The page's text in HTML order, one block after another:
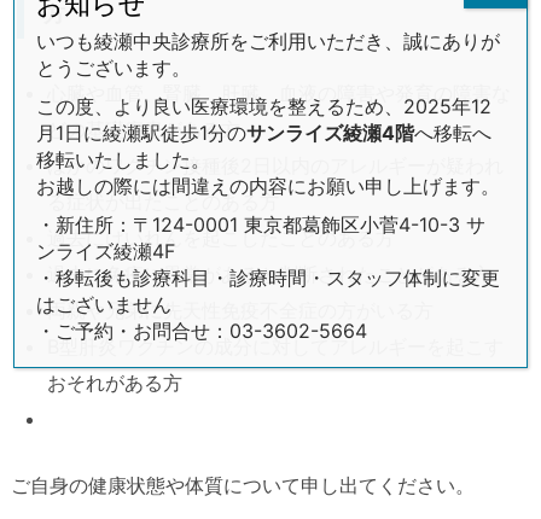
方
心臓や血管、腎臓、肝臓、血液の障害や発育の障害な
どの基礎疾患がある方
ほかのワクチン接種後2日以内のアレルギーが疑われ
る症状が出たことのある方
過去にけいれんを起こしたことのある方
過去に免疫に異常があると判断されたことがある方
両親や兄弟に先天性免疫不全症の方がいる方
B型肝炎ワクチンの成分に対してアレルギーを起こす
おそれがある方
ご自身の健康状態や体質について申し出てください。
いつも綾瀬中央診療所をご利用いただき、誠にありが
とうございます。
この度、より良い医療環境を整えるため、2025年12
月1日に綾瀬駅徒歩1分のサンライズ綾瀬4階へ移転へ
移転いたしました。
お越しの際には間違えの内容にお願い申し上げます。
・新住所：〒124-0001 東京都葛飾区小菅4-10-3 サ
ンライズ綾瀬4F
・移転後も診療科目・診療時間・スタッフ体制に変更
はございません
・ご予約・お問合せ：03-3602-5664